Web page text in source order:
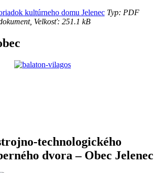
kultúrneho domu JelenecTyp: PDF
Velkosť: 251.1 kB
technologického
dvora – Obec Jelenec